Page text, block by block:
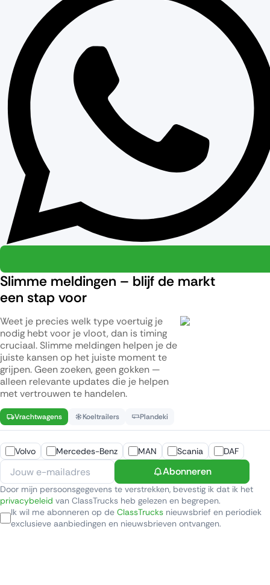
Slimme meldingen – blijf de markt
een stap voor
Weet je precies welk type voertuig je
nodig hebt voor je vloot, dan is timing
cruciaal. Slimme meldingen helpen je de
juiste kansen op het juiste moment te
grijpen. Geen zoeken, geen gokken —
alleen relevante updates die je helpen
met vertrouwen te handelen.
Vrachtwagens Koeltrailers Plandeki
Volvo Mercedes-Benz MAN Scania DAF
Abonneren
Door mijn persoonsgegevens te verstrekken, bevestig ik dat ik het
privacybeleid van ClassTrucks heb gelezen en begrepen.
Ik wil me abonneren op de ClassTrucks nieuwsbrief en periodiek
exclusieve aanbiedingen en nieuwsbrieven ontvangen.